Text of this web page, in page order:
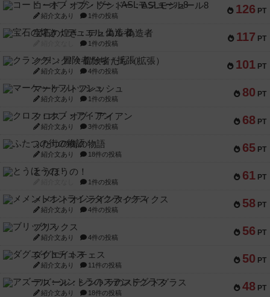
126 PT
コード・オブ・ブシドー：ASLモジュール8
紹介文あり 1件の投稿
117 PT
宝石の煌き：デュエル 偽造者
1件の投稿
101 PT
クランク! ：冒険者たち（拡張）
紹介文あり 4件の投稿
80 PT
マーケットフレッシュ
紹介文あり 1件の投稿
68 PT
クロス・オブ・アイアン
紹介文あり 3件の投稿
65 PT
ふたつの街の物語
紹介文あり 18件の投稿
61 PT
とうほうの！
1件の投稿
58 PT
メメントオンラインタクティクス
紹介文あり 4件の投稿
56 PT
ブリックス
紹介文あり 4件の投稿
50 PT
ダグエイトチェス
紹介文あり 11件の投稿
48 PT
アズール：シントラのステンドグラス
紹介文あり 18件の投稿